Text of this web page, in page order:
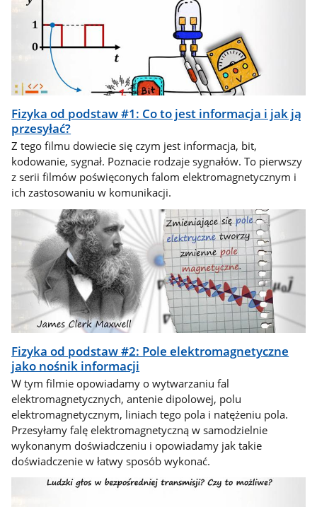
Fizyka od podstaw #1: Co to jest informacja i jak ją
przesyłać?
Z tego filmu dowiecie się czym jest informacja, bit,
kodowanie, sygnał. Poznacie rodzaje sygnałów. To pierwszy
z serii filmów poświęconych falom elektromagnetycznym i
ich zastosowaniu w komunikacji.
Fizyka od podstaw #2: Pole elektromagnetyczne
jako nośnik informacji
W tym filmie opowiadamy o wytwarzaniu fal
elektromagnetycznych, antenie dipolowej, polu
elektromagnetycznym, liniach tego pola i natężeniu pola.
Przesyłamy falę elektromagnetyczną w samodzielnie
wykonanym doświadczeniu i opowiadamy jak takie
doświadczenie w łatwy sposób wykonać.